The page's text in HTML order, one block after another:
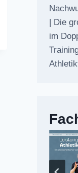
| Die
im